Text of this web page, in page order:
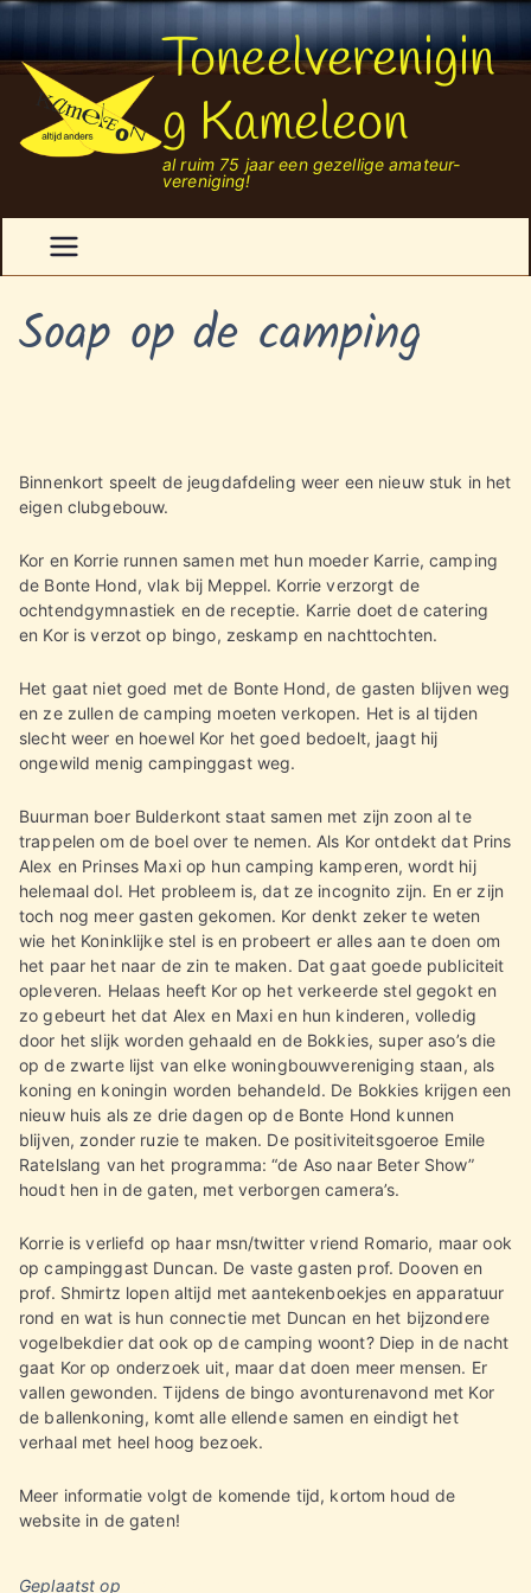
Ga
naar
de
inhoud
Toneelverenigin
g Kameleon
al ruim 75 jaar een gezellige amateur-
vereniging!
Soap op de camping
Binnenkort speelt de jeugdafdeling weer een nieuw stuk in het
eigen clubgebouw.
Kor en Korrie runnen samen met hun moeder Karrie, camping
de Bonte Hond, vlak bij Meppel. Korrie verzorgt de
ochtendgymnastiek en de receptie. Karrie doet de catering
en Kor is verzot op bingo, zeskamp en nachttochten.
Het gaat niet goed met de Bonte Hond, de gasten blijven weg
en ze zullen de camping moeten verkopen. Het is al tijden
slecht weer en hoewel Kor het goed bedoelt, jaagt hij
ongewild menig campinggast weg.
Buurman boer Bulderkont staat samen met zijn zoon al te
trappelen om de boel over te nemen. Als Kor ontdekt dat Prins
Alex en Prinses Maxi op hun camping kamperen, wordt hij
helemaal dol. Het probleem is, dat ze incognito zijn. En er zijn
toch nog meer gasten gekomen. Kor denkt zeker te weten
wie het Koninklijke stel is en probeert er alles aan te doen om
het paar het naar de zin te maken. Dat gaat goede publiciteit
opleveren. Helaas heeft Kor op het verkeerde stel gegokt en
zo gebeurt het dat Alex en Maxi en hun kinderen, volledig
door het slijk worden gehaald en de Bokkies, super aso’s die
op de zwarte lijst van elke woningbouwvereniging staan, als
koning en koningin worden behandeld. De Bokkies krijgen een
nieuw huis als ze drie dagen op de Bonte Hond kunnen
blijven, zonder ruzie te maken. De positiviteitsgoeroe Emile
Ratelslang van het programma: “de Aso naar Beter Show”
houdt hen in de gaten, met verborgen camera’s.
Korrie is verliefd op haar msn/twitter vriend Romario, maar ook
op campinggast Duncan. De vaste gasten prof. Dooven en
prof. Shmirtz lopen altijd met aantekenboekjes en apparatuur
rond en wat is hun connectie met Duncan en het bijzondere
vogelbekdier dat ook op de camping woont? Diep in de nacht
gaat Kor op onderzoek uit, maar dat doen meer mensen. Er
vallen gewonden. Tijdens de bingo avonturenavond met Kor
de ballenkoning, komt alle ellende samen en eindigt het
verhaal met heel hoog bezoek.
Meer informatie volgt de komende tijd, kortom houd de
website in de gaten!
Geplaatst op